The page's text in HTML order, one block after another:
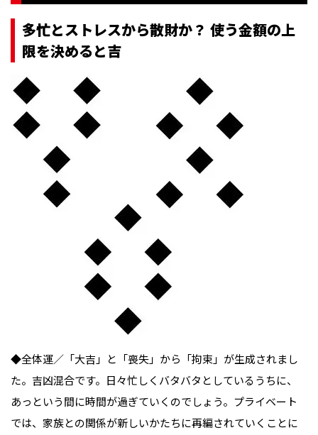
多忙とストレスから散財か？ 使う金額の上
限を決めると吉
◆全体運／「大吉」と「喪失」から「拘束」が生成されまし
た。吉凶混合です。日々忙しくバタバタとしているうちに、
あっという間に時間が過ぎていくのでしょう。プライベート
では、家族との関係が新しいかたちに再編されていくことに